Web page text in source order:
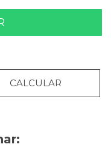
CALCULAR